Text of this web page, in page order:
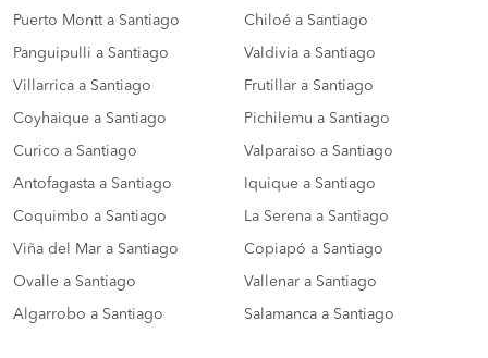
Puerto Montt a Santiago Chiloé a Santiago
Panguipulli a Santiago Valdivia a Santiago
Villarrica a Santiago Frutillar a Santiago
Coyhaique a Santiago Pichilemu a Santiago
Curico a Santiago Valparaiso a Santiago
Antofagasta a Santiago Iquique a Santiago
Coquimbo a Santiago La Serena a Santiago
Viña del Mar a Santiago Copiapó a Santiago
Ovalle a Santiago Vallenar a Santiago
Algarrobo a Santiago Salamanca a Santiago